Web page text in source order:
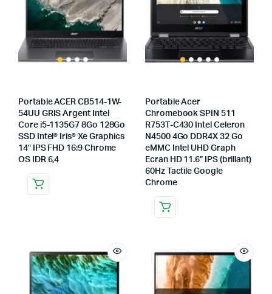
Portable ACER CB514-1W-
54UU GRIS Argent Intel
Core i5-1135G7 8Go 128Go
SSD Intel® Iris® Xe Graphics
14″ IPS FHD 16:9 Chrome
OS IDR 6,4
Portable Acer
Chromebook SPIN 511
R753T-C430 Intel Celeron
N4500 4Go DDR4X 32 Go
eMMC Intel UHD Graph
Ecran HD 11.6” IPS (brillant)
60Hz Tactile Google
Chrome